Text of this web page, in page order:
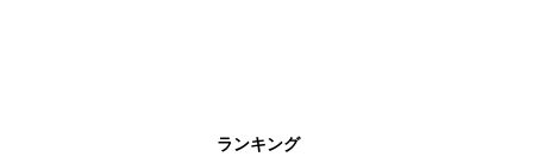
ランキング